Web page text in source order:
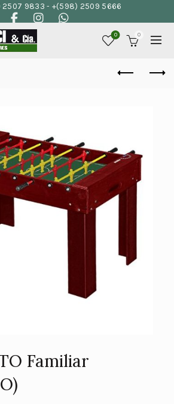
2507 9833 - +(598) 2509 5666
0 0
Familiar